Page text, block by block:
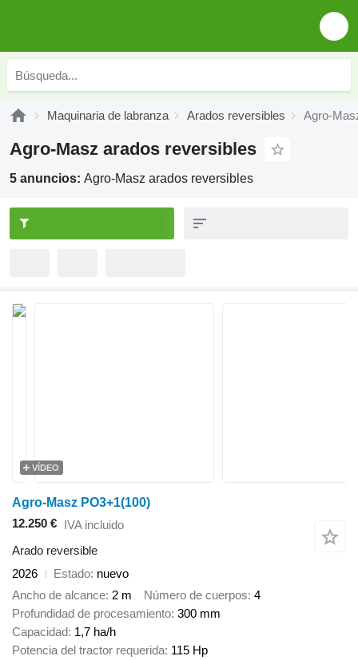
Maquinaria de labranza Arados reversibles Agro-
Agro-Masz arados reversibles
5 anuncios: Agro-Masz arados reversibles
VÍDEO
Agro-Masz PO3+1(100)
12.250 € IVA incluido
Arado reversible
2026
Estado nuevo
Ancho de alcance 2 m Número de cuerpos 4
Profundidad de procesamiento 300 mm
Capacidad 1,7 ha/h
Potencia del tractor requerida 115 Hp